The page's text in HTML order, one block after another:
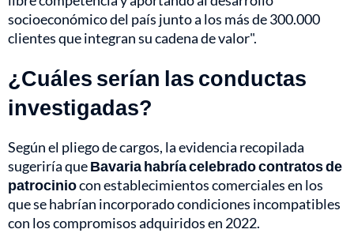
socioeconómico del país junto a los más de 300.000
clientes que integran su cadena de valor".
¿Cuáles serían las conductas
investigadas?
Según el pliego de cargos, la evidencia recopilada
sugeriría queBavaria habría celebrado contratos de
patrociniocon establecimientos comerciales en los
que se habrían incorporado condiciones incompatibles
con los compromisos adquiridos en 2022.